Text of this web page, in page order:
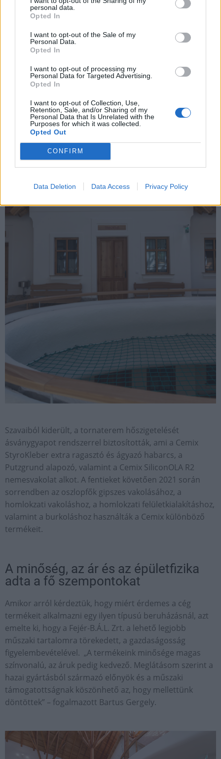
personal data.
Opted In
I want to opt-out of the Sale of my
Personal Data.
Opted In
I want to opt-out of processing my
Personal Data for Targeted Advertising.
Opted In
I want to opt-out of Collection, Use,
Retention, Sale, and/or Sharing of my
Personal Data that Is Unrelated with the
Purposes for which it was collected.
Opted Out
CONFIRM
Data Deletion Data Access Privacy Policy
tornaterem hőszigeteléséről és az épület homlokzati
rétegrend kialakításáról tárgyaltunk a kivitelezővel, ekkor
már az első emelet falazása a végéhez közeledett” – tette
hozzá Bartus Gergely. „Ezt követően folyamatosan
bővítettük a szállítandó termékek körét.”
Szavaiból kiderült, a tornaterem hőszigetelését
ásványgyapot rendszerrel biztosították, ami a Cemix
StyroKleber extra ragasztó és ágyazó habarcs, a
Putzgrund alapozó, valamint a Cemix SiliconOLA R2
nemesvakolat alkot. A fentieket követően 2021 során
sorrendben az oszlopfők gipszes vakolásához, a
homlokzati vakoláshoz, a homlokzati felületkialakításhoz,
valamint a burkoláshoz használták a Cemix különböző
termékeit.
A minőség, az ár és az épületfizika
adta a fő szempontokat
Amikor arról kérdeztük, hogy miért érdemes a cég
termékeit alkalmazni egy ilyen típusú beruházásnál, azt
emelte ki, hogy a Fejér-B.Á.L. Zrt. a lehető legjobb
műszaki tartalomra törekedett, a gazdaságosság
figyelembevételével. „A termékeink minősége magas
színvonalú, az áruk pedig kedvező. Meglátásom szerint a
hazai gyártásból származó előnyök és a műszaki
támogatottságnak köszönhető az, hogy mellettünk
döntöttek” – fogalmazott Bartus Gergely.